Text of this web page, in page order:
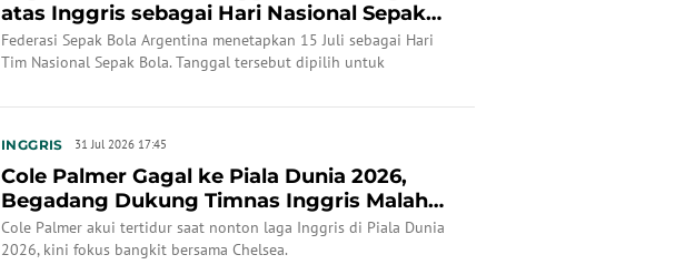
atas Inggris sebagai Hari Nasional Sepak
Bola
Federasi Sepak Bola Argentina menetapkan 15 Juli sebagai Hari
Tim Nasional Sepak Bola. Tanggal tersebut dipilih untuk
Piala Dunia 2026.
INGGRIS 31 Jul 2026 17:45
Cole Palmer Gagal ke Piala Dunia 2026,
Begadang Dukung Timnas Inggris Malah
Berujung Ketid...
Cole Palmer akui tertidur saat nonton laga Inggris di Piala Dunia
2026, kini fokus bangkit bersama Chelsea.